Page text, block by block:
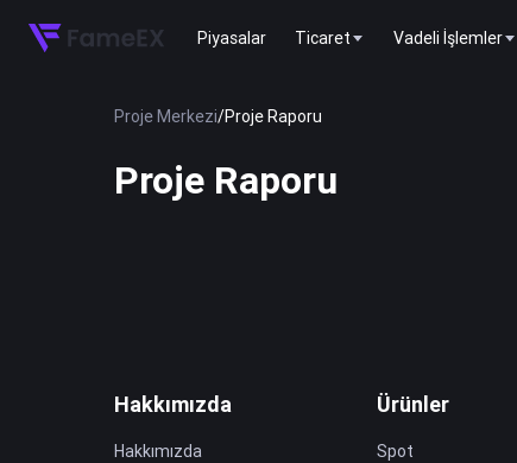
Piyasalar Ticaret Vadeli İşlemler
Proje Merkezi/Proje Raporu
Proje Raporu
Hakkımızda
Hakkımızda
Ürünler
Spot